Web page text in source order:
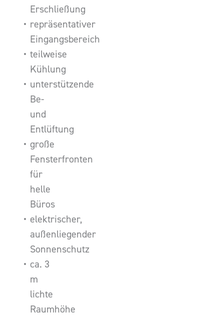
Erschließung
repräsentativer
Eingangsbereich
teilweise
Kühlung
unterstützende
Be-
und
Entlüftung
große
Fensterfronten
für
helle
Büros
elektrischer,
außenliegender
Sonnenschutz
ca. 3
m
lichte
Raumhöhe